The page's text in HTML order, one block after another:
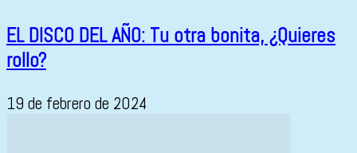
EL DISCO DEL AÑO: Tu otra bonita, ¿Quieres
rollo?
19 de febrero de 2024